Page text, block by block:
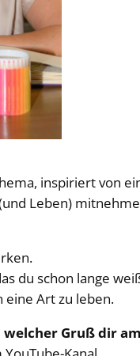
inspiriert von
Leben)
du schon lange
eine Art zu leben.
Gruß dir